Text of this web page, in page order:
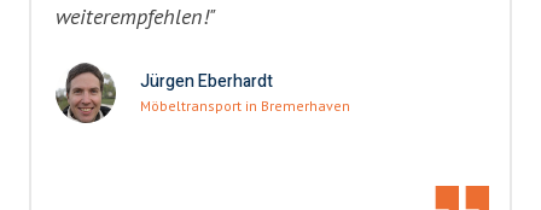
weiterempfehlen!"
Jürgen Eberhardt
Möbeltransport in Bremerhaven